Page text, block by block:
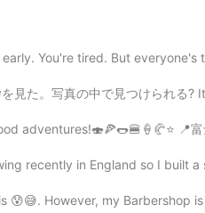
You're tired. But everyone's
見つけられる? It was a good day. Swam a
📍富士山🗻 🍜ほ
recently in England so I built a
😰😅. However, my Barbershop